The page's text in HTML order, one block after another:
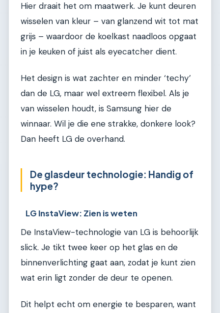
Hier draait het om maatwerk. Je kunt deuren
wisselen van kleur – van glanzend wit tot mat
grijs – waardoor de koelkast naadloos opgaat
in je keuken of juist als eyecatcher dient.
Het design is wat zachter en minder ‘techy’
dan de LG, maar wel extreem flexibel. Als je
van wisselen houdt, is Samsung hier de
winnaar. Wil je die ene strakke, donkere look?
Dan heeft LG de overhand.
De glasdeur technologie: Handig of
hype?
LG InstaView: Zien is weten
De InstaView-technologie van LG is behoorlijk
slick. Je tikt twee keer op het glas en de
binnenverlichting gaat aan, zodat je kunt zien
wat erin ligt zonder de deur te openen.
Dit helpt echt om energie te besparen, want